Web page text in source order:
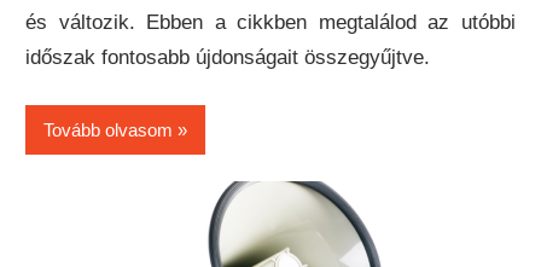
és változik. Ebben a cikkben megtalálod az utóbbi
időszak fontosabb újdonságait összegyűjtve.
Tovább olvasom